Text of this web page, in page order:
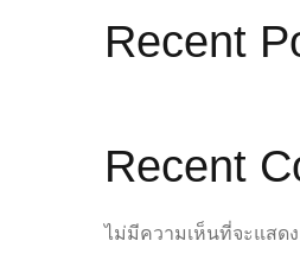
Recent
Recent
ไม่มีความเห็นที่จะแสดง